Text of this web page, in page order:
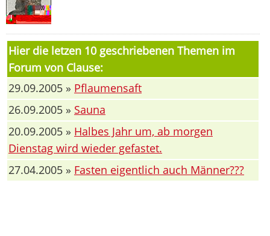
Hier die letzen 10 geschriebenen Themen im
Forum von Clause:
29.09.2005 » Pflaumensaft
26.09.2005 » Sauna
20.09.2005 » Halbes Jahr um, ab morgen
Dienstag wird wieder gefastet.
27.04.2005 » Fasten eigentlich auch Männer???